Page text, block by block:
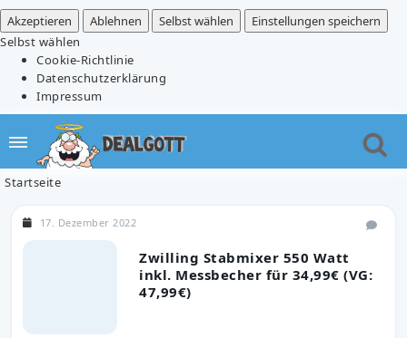
Akzeptieren
Ablehnen Selbst wählen
Einstellungen speichern
Selbst wählen
Cookie-Richtlinie
Datenschutzerklärung
Impressum
Startseite
Zwilling Stabmixer 550 Watt
inkl. Messbecher für 34,99€ (VG:
47,99€)
17. Dezember 2022